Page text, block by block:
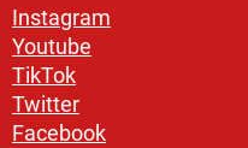
Instagram
Youtube
TikTok
Twitter
Facebook